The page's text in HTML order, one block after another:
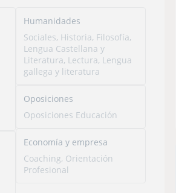
Humanidades
Sociales, Historia, Filosofía,
Lengua Castellana y
Literatura, Lectura, Lengua
gallega y literatura
Oposiciones
Oposiciones Educación
Economía y empresa
Coaching, Orientación
Profesional